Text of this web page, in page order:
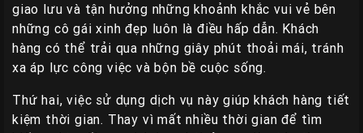
giao lưu và tận hưởng những khoảnh khắc vui vẻ bên
những cô gái xinh đẹp luôn là điều hấp dẫn. Khách
hàng có thể trải qua những giây phút thoải mái, tránh
xa áp lực công việc và bộn bề cuộc sống.
Thứ hai, việc sử dụng dịch vụ này giúp khách hàng tiết
kiệm thời gian. Thay vì mất nhiều thời gian để tìm